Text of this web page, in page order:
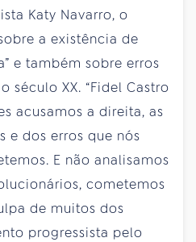
Katy Navarro, o
a existência de
e também sobre erros
século XX. “Fidel Castro
acusamos a direita, as
e dos erros que nós
E não analisamos
cometemos
de muitos dos
progressista pelo